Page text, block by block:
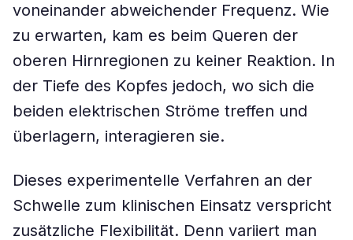
voneinander abweichender Frequenz. Wie
zu erwarten, kam es beim Queren der
oberen Hirnregionen zu keiner Reaktion. In
der Tiefe des Kopfes jedoch, wo sich die
beiden elektrischen Ströme treffen und
überlagern, interagieren sie.
Dieses experimentelle Verfahren an der
Schwelle zum klinischen Einsatz verspricht
zusätzliche Flexibilität. Denn variiert man